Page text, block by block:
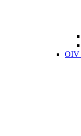
OIV